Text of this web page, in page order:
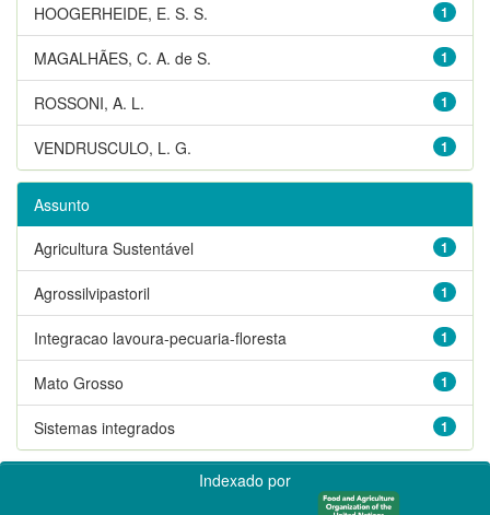
1
HOOGERHEIDE, E. S. S.
1
MAGALHÃES, C. A. de S.
1
ROSSONI, A. L.
1
VENDRUSCULO, L. G.
Assunto
1
Agricultura Sustentável
1
Agrossilvipastoril
1
Integracao lavoura-pecuaria-floresta
1
Mato Grosso
1
Sistemas integrados
Indexado por